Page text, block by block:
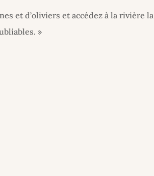
et d’oliviers et accédez à la rivière la
»